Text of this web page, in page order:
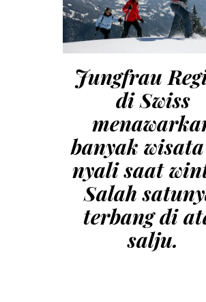
Jungfrau
di Swiss
banyak
nyali saat
Salah
terbang di
salju.